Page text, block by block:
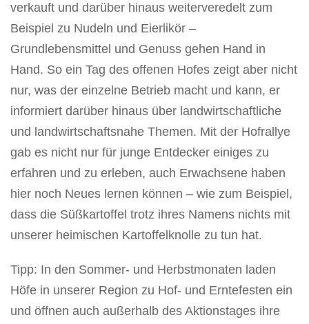
verkauft und darüber hinaus weiterveredelt zum
Beispiel zu Nudeln und Eierlikör –
Grundlebensmittel und Genuss gehen Hand in
Hand. So ein Tag des offenen Hofes zeigt aber nicht
nur, was der einzelne Betrieb macht und kann, er
informiert darüber hinaus über landwirtschaftliche
und landwirtschaftsnahe Themen. Mit der Hofrallye
gab es nicht nur für junge Entdecker einiges zu
erfahren und zu erleben, auch Erwachsene haben
hier noch Neues lernen können – wie zum Beispiel,
dass die Süßkartoffel trotz ihres Namens nichts mit
unserer heimischen Kartoffelknolle zu tun hat.
Tipp: In den Sommer- und Herbstmonaten laden
Höfe in unserer Region zu Hof- und Erntefesten ein
und öffnen auch außerhalb des Aktionstages ihre